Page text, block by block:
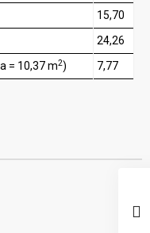
15,70
24,26
= 10,37 m2) 7,77